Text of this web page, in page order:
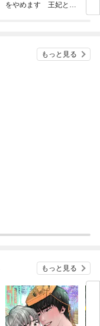
をやめます 王妃と不
もっと見る
もっと見る